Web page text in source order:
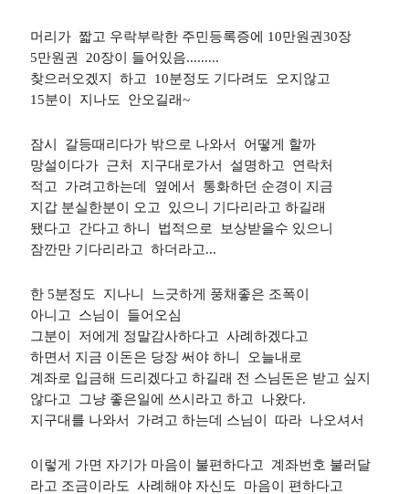
머리가 짧고 우락부락한 주민등록증에 10만원권30장
5만원권 20장이 들어있음.........
찾으러오겠지 하고 10분정도 기다려도 오지않고
15분이 지나도 안오길래~
잠시 갈등때리다가 밖으로 나와서 어떻게 할까
망설이다가 근처 지구대로가서 설명하고 연락처
적고 가려고하는데 옆에서 통화하던 순경이 지금
지갑 분실한분이 오고 있으니 기다리라고 하길래
됐다고 간다고 하니 법적으로 보상받을수 있으니
잠깐만 기다리라고 하더라고...
한 5분정도 지나니 느긋하게 풍채좋은 조폭이
아니고 스님이 들어오심
그분이 저에게 정말감사하다고 사례하겠다고
하면서 지금 이돈은 당장 써야 하니 오늘내로
계좌로 입금해 드리겠다고 하길래 전 스님돈은 받고 싶지
않다고 그냥 좋은일에 쓰시라고 하고 나왔다.
지구대를 나와서 가려고 하는데 스님이 따라 나오셔서
이렇게 가면 자기가 마음이 불편하다고 계좌번호 불러달
라고 조금이라도 사례해야 자신도 마음이 편하다고